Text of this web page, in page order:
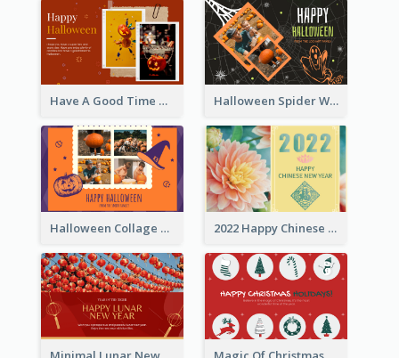
Have A Good Time This Halloween Greeting Card Halloween Spider Web Greeting Card
Halloween Collage Greeting Card 2022 Happy Chinese New Year Flower Photo Greeting Card